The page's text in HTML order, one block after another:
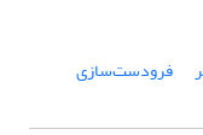
فرودست‌سازی